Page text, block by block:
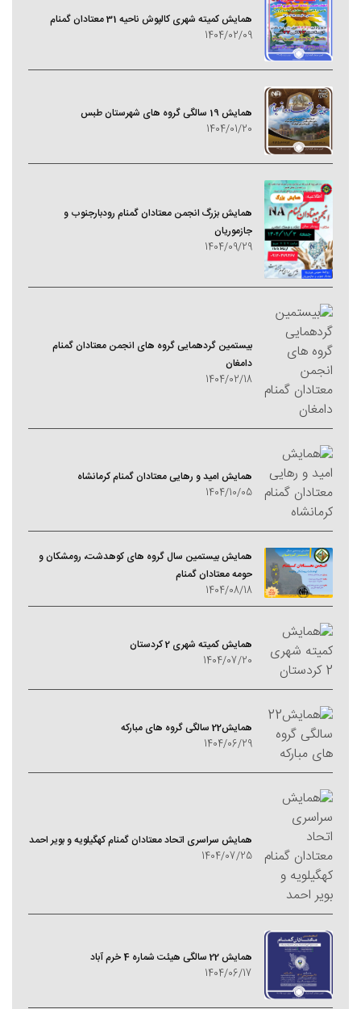
همایش کمیته شهری کالپوش ناحیه 31 معتادان گمنام
1404/02/09
همایش 19 سالگی گروه های شهرستان طبس
1404/01/20
همایش بزرگ انجمن معتادان گمنام رودبارجنوب و
جازموریان
1404/09/29
بیستمین گردهمایی گروه های انجمن معتادان گمنام
دامغان
1404/02/18
همایش امید و رهایی معتادان گمنام کرمانشاه
1404/10/05
همایش بیستمین سال گروه های کوهدشت، رومشکان و
حومه معتادان گمنام
1404/08/18
همایش کمیته شهری 2 کردستان
1404/07/20
همایش22 سالگی گروه های مبارکه
1404/06/29
همایش سراسری اتحاد معتادان گمنام کهگیلویه و بویر احمد
1404/07/25
همایش 22 سالگی هیئت شماره 4 خرم آباد
1404/06/17